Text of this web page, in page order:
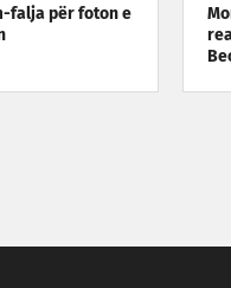
falja për foton e